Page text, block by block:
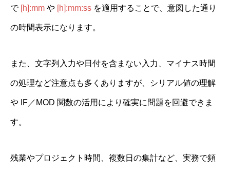
で [h]:mm や [h]:mm:ss を適用することで、意図した通り
の時間表示になります。
また、文字列入力や日付を含まない入力、マイナス時間
の処理など注意点も多くありますが、シリアル値の理解
や IF／MOD 関数の活用により確実に問題を回避できま
す。
残業やプロジェクト時間、複数日の集計など、実務で頻